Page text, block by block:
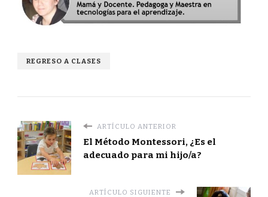
REGRESO A CLASES
ARTÍCULO ANTERIOR
El Método Montessori, ¿Es el
adecuado para mi hijo/a?
ARTÍCULO SIGUIENTE